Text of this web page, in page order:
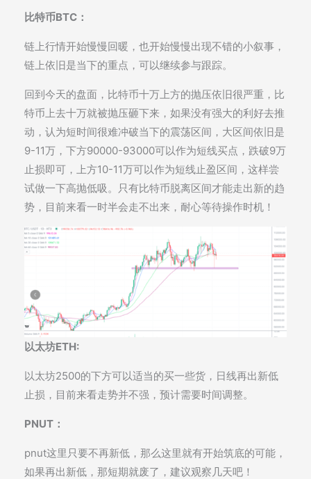
比特币BTC：
链上行情开始慢慢回暖，也开始慢慢出现不错的小叙事，
链上依旧是当下的重点，可以继续参与跟踪。
回到今天的盘面，比特币十万上方的抛压依旧很严重，比
特币上去十万就被抛压砸下来，如果没有强大的利好去推
动，认为短时间很难冲破当下的震荡区间，大区间依旧是
9-11万，下方90000-93000可以作为短线买点，跌破9万
止损即可，上方10-11万可以作为短线止盈区间，这样尝
试做一下高抛低吸。只有比特币脱离区间才能走出新的趋
势，目前来看一时半会走不出来，耐心等待操作时机！
以太坊ETH:
以太坊2500的下方可以适当的买一些货，日线再出新低
止损，目前来看走势并不强，预计需要时间调整。
PNUT：
pnut这里只要不再新低，那么这里就有开始筑底的可能，
如果再出新低，那短期就废了，建议观察几天吧！